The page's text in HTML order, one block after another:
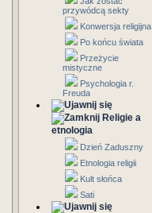
przywódcą sekty
Konwersja religijna
Po końcu świata
Przeżycie
mistyczne
Psychologia r.
Freuda
Religie a
etnologia
Dzień Zaduszny
Etnologia religii
Kult słońca
Sati